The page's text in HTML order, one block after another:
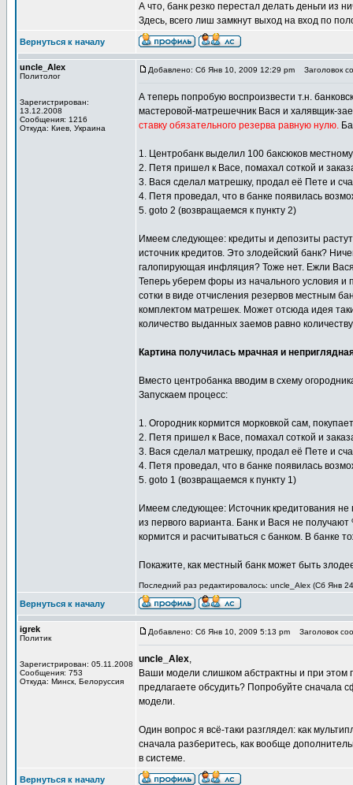
А что, банк резко перестал делать деньги из
Здесь, всего лиш замкнут выход на вход по
Вернуться к началу
uncle_Alex
Политолог
Зарегистрирован:
13.12.2008
Сообщения: 1216
Откуда: Киев, Украина
Добавлено: Сб Янв 10, 2009 12:29 pm Заголовок
А теперь попробую воспроизвести т.н.
мастеровой-матрешечник Вася и халявщик-
ставку обязательного резерва равную нулю.
1. Центробанк выделил 100 баксюков
2. Петя пришел к Васе, помахал соткой и
3. Вася сделал матрешку, продал её Пете и
4. Петя проведал, что в банке появилась
5. goto 2 (возвращаемся к пункту 2)
Имеем следующее: кредиты и депозиты
источник кредитов. Это злодейский банк?
галопирующая инфляция? Тоже нет. Ежли
Теперь уберем форы из начального условия и
сотки в виде отчисления резервов местным
комплектом матрешек. Может отсюда идея
количество выданных заемов равно
Картина получилась мрачная и
Вместо центробанка вводим в схему
Запускаем процесс:
1. Огородник кормится морковкой сам,
2. Петя пришел к Васе, помахал соткой и
3. Вася сделал матрешку, продал её Пете и
4. Петя проведал, что в банке появилась
5. goto 1 (возвращаемся к пункту 1)
Имеем следующее: Источник кредитования не
из первого варианта. Банк и Вася не
кормится и расчитываться с банком. В банке
Покажите, как местный банк может быть
Последний раз редактировалось: uncle_Alex (Сб Янв
Вернуться к началу
igrek
Политик
Зарегистрирован: 05.11.2008
Сообщения: 753
Откуда: Минск, Белоруссия
Добавлено: Сб Янв 10, 2009 5:13 pm Заголовок
uncle_Alex,
Ваши модели слишком абстрактны и при этом
предлагаете обсудить? Попробуйте сначала
модели.
Один вопрос я всё-таки разглядел: как
сначала разберитесь, как вообще
в системе.
Вернуться к началу